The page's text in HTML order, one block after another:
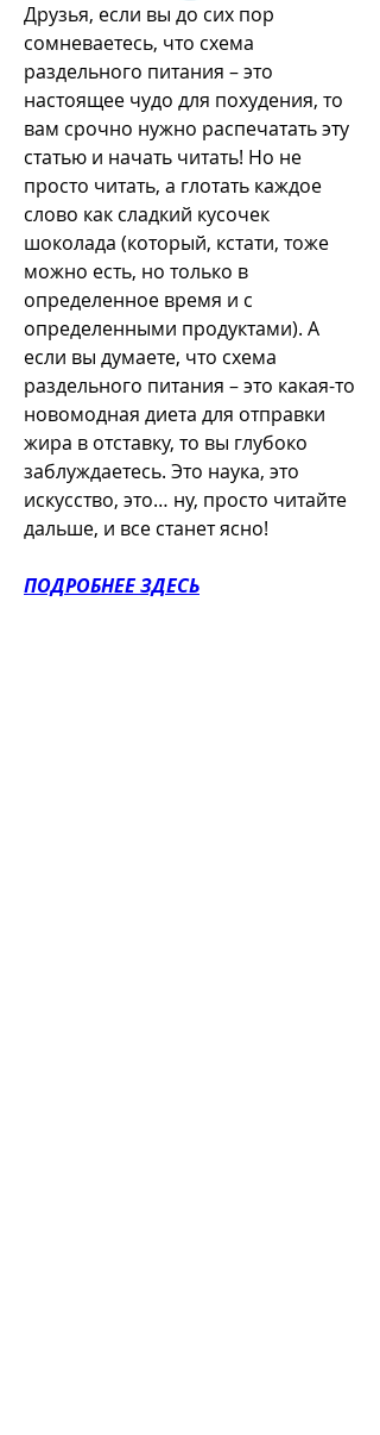
Друзья, если вы до сих пор
сомневаетесь, что схема
раздельного питания – это
настоящее чудо для похудения, то
вам срочно нужно распечатать эту
статью и начать читать! Но не
просто читать, а глотать каждое
слово как сладкий кусочек
шоколада (который, кстати, тоже
можно есть, но только в
определенное время и с
определенными продуктами). А
если вы думаете, что схема
раздельного питания – это какая-то
новомодная диета для отправки
жира в отставку, то вы глубоко
заблуждаетесь. Это наука, это
искусство, это… ну, просто читайте
дальше, и все станет ясно!
ПОДРОБНЕЕ ЗДЕСЬ